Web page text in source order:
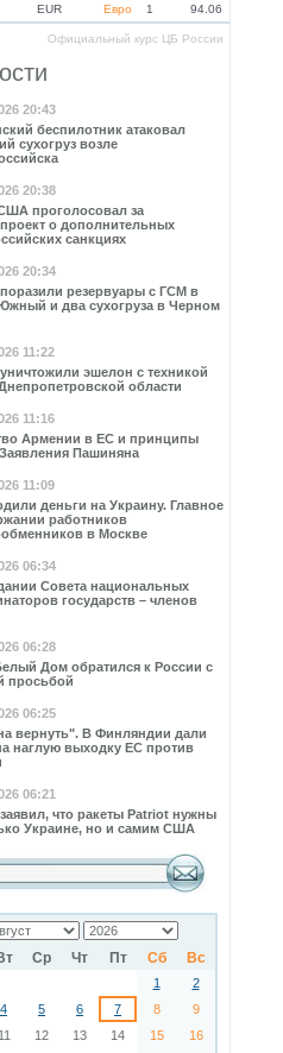
EUR Евро 1 94.06
Официальный курс ЦБ России
20:43
беспилотник атаковал
сухогруз возле
20:38
проголосовал за
о дополнительных
санкциях
20:34
резервуары с ГСМ в
и два сухогруза в Черном
11:22
эшелон с техникой
области
11:16
Армении в ЕС и принципы
Пашиняна
11:09
деньги на Украину. Главное
работников
в Москве
06:34
Совета национальных
государств – членов
06:28
Дом обратился к России с
просьбой
06:25
вернуть". В Финляндии дали
наглую выходку ЕС против
06:21
что ракеты Patriot нужны
Украине, но и самим США
Ср Чт Пт Сб Вс
1
2
4 5 6 7 8
9
11 12 13 14 15
16